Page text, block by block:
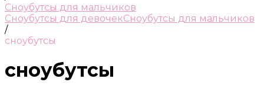
Сноубутсы для мальчиков
Сноубутсы для девочекСноубутсы для мальчиков
/
сноубутсы
сноубутсы